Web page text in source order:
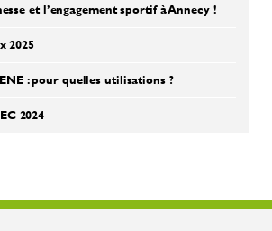
et l’engagement sportif à Annecy !
2025
: pour quelles utilisations ?
2024